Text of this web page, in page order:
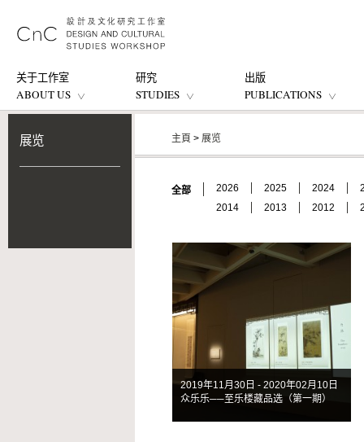
关于工作室
ABOUT US
研究
STUDIES
出版
PUBLICATIONS
展览 主頁 > 展览
全部 2026 2025 2024
2014
2013 2012
2019年11月30日 - 2020年02月10日
众乐乐──至乐楼藏品选（第一期）